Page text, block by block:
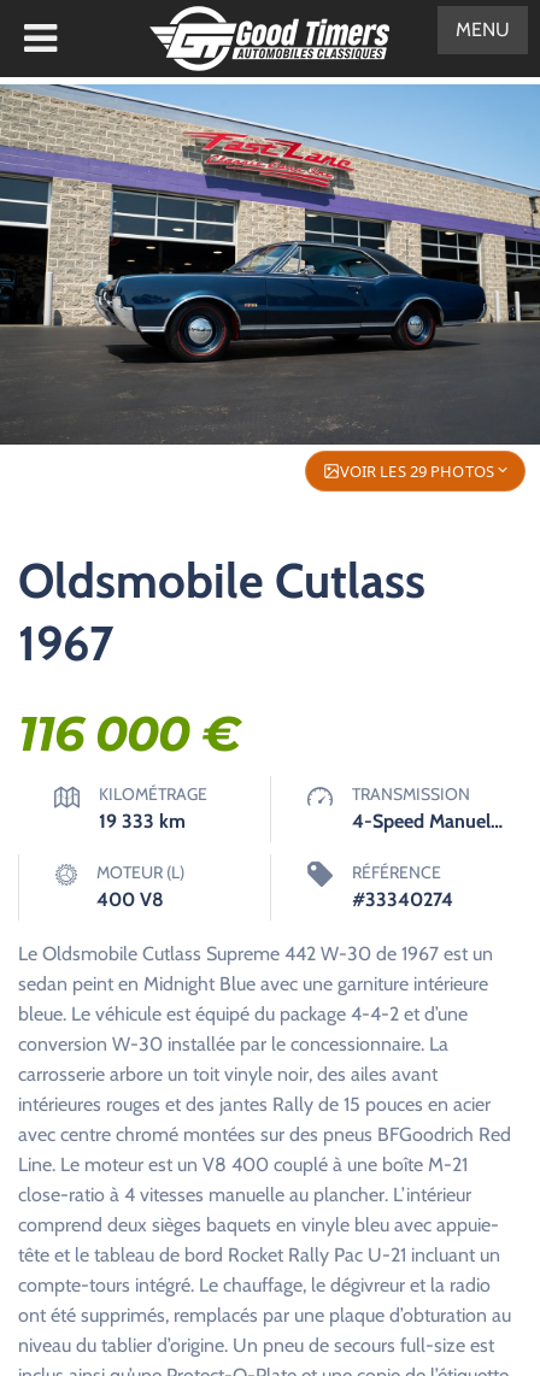
VOIR LES 29 PHOTOS
Oldsmobile Cutlass
1967
116 000€
KILOMÉTRAGE
19 333 km
TRANSMISSION
4-Speed Manuelle
MOTEUR (L)
400 V8
RÉFÉRENCE
#33340274
Le Oldsmobile Cutlass Supreme 442 W-30 de 1967 est un
sedan peint en Midnight Blue avec une garniture intérieure
bleue. Le véhicule est équipé du package 4-4-2 et d’une
conversion W-30 installée par le concessionnaire. La
carrosserie arbore un toit vinyle noir, des ailes avant
intérieures rouges et des jantes Rally de 15 pouces en acier
avec centre chromé montées sur des pneus BFGoodrich Red
Line. Le moteur est un V8 400 couplé à une boîte M-21
close-ratio à 4 vitesses manuelle au plancher. L’intérieur
comprend deux sièges baquets en vinyle bleu avec appuie-
tête et le tableau de bord Rocket Rally Pac U-21 incluant un
compte-tours intégré. Le chauffage, le dégivreur et la radio
ont été supprimés, remplacés par une plaque d’obturation au
niveau du tablier d’origine. Un pneu de secours full-size est
MENU